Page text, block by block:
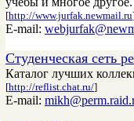
[http://www.jurfak.newmail.ru
E-mail:
Студенческая сеть
Каталог лучших
[http://reflist.chat.ru/]
E-mail: